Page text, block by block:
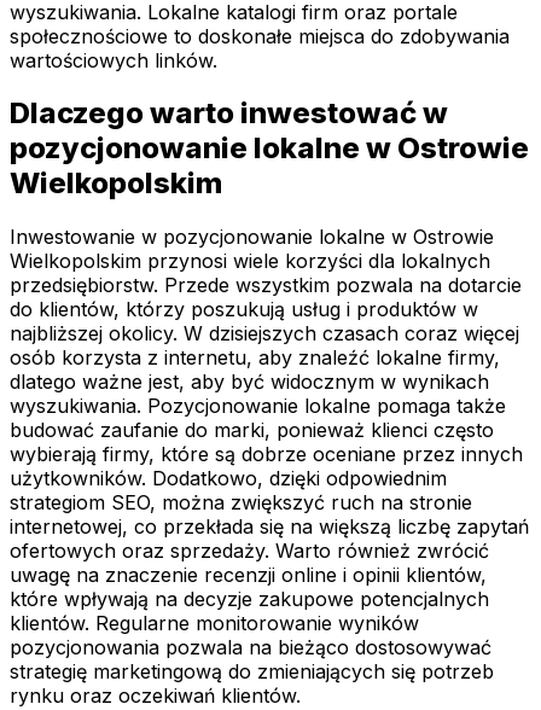
wyszukiwania. Lokalne katalogi firm oraz portale
społecznościowe to doskonałe miejsca do zdobywania
wartościowych linków.
Dlaczego warto inwestować w
pozycjonowanie lokalne w Ostrowie
Wielkopolskim
Inwestowanie w pozycjonowanie lokalne w Ostrowie
Wielkopolskim przynosi wiele korzyści dla lokalnych
przedsiębiorstw. Przede wszystkim pozwala na dotarcie
do klientów, którzy poszukują usług i produktów w
najbliższej okolicy. W dzisiejszych czasach coraz więcej
osób korzysta z internetu, aby znaleźć lokalne firmy,
dlatego ważne jest, aby być widocznym w wynikach
wyszukiwania. Pozycjonowanie lokalne pomaga także
budować zaufanie do marki, ponieważ klienci często
wybierają firmy, które są dobrze oceniane przez innych
użytkowników. Dodatkowo, dzięki odpowiednim
strategiom SEO, można zwiększyć ruch na stronie
internetowej, co przekłada się na większą liczbę zapytań
ofertowych oraz sprzedaży. Warto również zwrócić
uwagę na znaczenie recenzji online i opinii klientów,
które wpływają na decyzje zakupowe potencjalnych
klientów. Regularne monitorowanie wyników
pozycjonowania pozwala na bieżąco dostosowywać
strategię marketingową do zmieniających się potrzeb
rynku oraz oczekiwań klientów.